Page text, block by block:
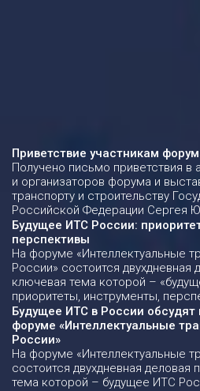
Приветствие участникам
Получено письмо приветствия в
и организаторов форума и
транспорту и строительству
Российской Федерации Сергея
Будущее ИТС России:
перспективы
На форуме «Интеллектуальные
России» состоится двухдневная
ключевая тема которой –
приоритеты, инструменты,
Будущее ИТС в России
форуме «Интеллектуальные
России»
На форуме «Интеллектуальные
состоится двухдневная деловая
тема которой – будущее ИТС